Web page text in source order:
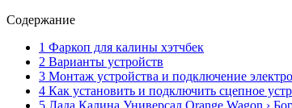
Содержание
1 Фаркоп для калины хэтчбек
2 Варианты устройств
3 Монтаж устройства и подключение
4 Как установить и подключить сцепное
5 Лада Калина Универсал Orange Wagon ›